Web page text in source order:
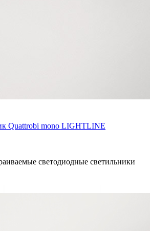
Quattrobi mono LIGHTLINE
светодиодные светильники